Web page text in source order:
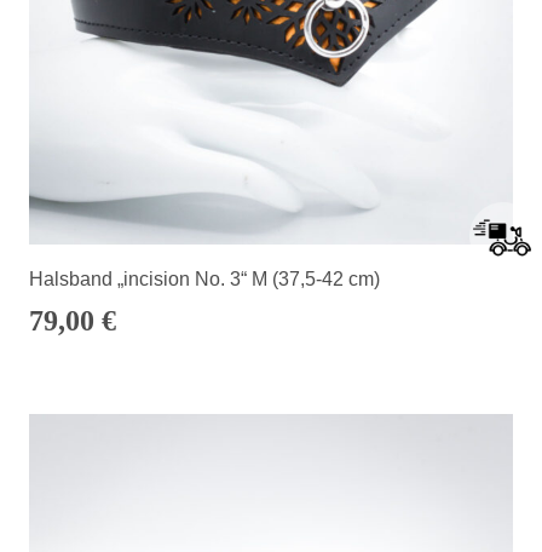
Halsband „incision No. 3“ M (37,5-42 cm)
79,00 €